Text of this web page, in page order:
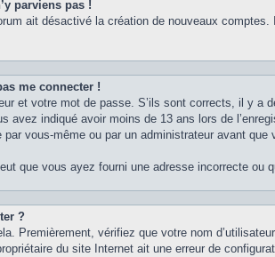
parviens pas !
ait désactivé la création de nouveaux
me connecter !
et votre mot de passe. S’ils sont corrects, il y a
avez indiqué avoir moins de 13 ans lors de
vous-même ou par un administrateur avant
que vous ayez fourni une adresse incorrecte
?
Premièrement, vérifiez que votre nom
du site Internet ait une erreur de